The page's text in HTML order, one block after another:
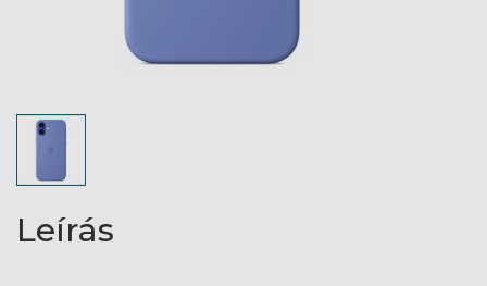
Leírás